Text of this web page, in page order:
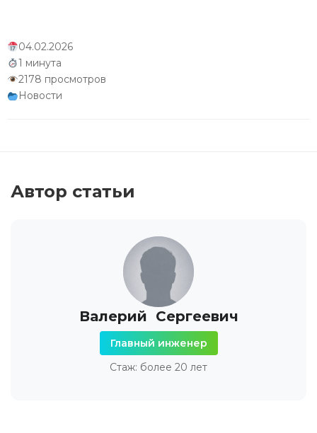
04.02.2026
1 минута
2178 просмотров
Новости
Автор статьи
Валерий Сергеевич
Главный инженер
Стаж: более 20 лет